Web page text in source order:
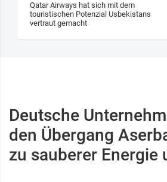
Qatar Airways hat sich mit dem
touristischen Potenzial Usbekistans
vertraut gemacht
Deutsche
den Übergang
zu sauberer Energie